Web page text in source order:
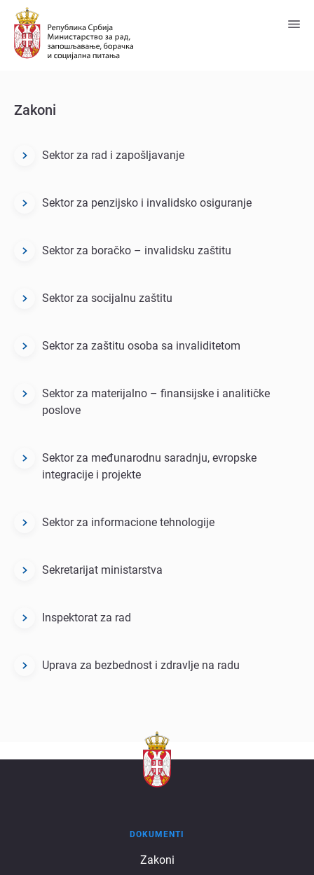
glavni
sadržaj
Zakoni
Dokumenti/zakoni
Sektor za rad i zapošljavanje
Sektor za penzijsko i invalidsko osiguranje
Sektor za boračko – invalidsku zaštitu
Sektor za socijalnu zaštitu
Sektor za zaštitu osoba sa invaliditetom
Sektor za materijalno – finansijske i analitičke
poslove
Sektor za međunarodnu saradnju, evropske
integracije i projekte
Sektor za informacione tehnologije
Sеkrеtarijat ministarstva
Inspektorat za rad
Uprava za bezbednost i zdravlje na radu
DOKUMENTI
Zakoni